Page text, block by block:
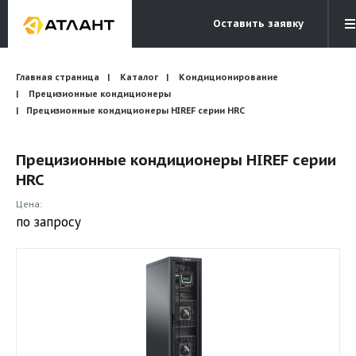
Оставить заявку
Электронная почта
info@atlantcompany.ru
Бесплатный звонок
Бренды
Бланки запросов
Главная страница Каталог
Кондиционирование
Прецизионные кондиционеры
Прецизионные кондиционеры HIREF серии HRC
Прецизионные кондиционеры HIREF серии
HRC
Цена:
по запросу